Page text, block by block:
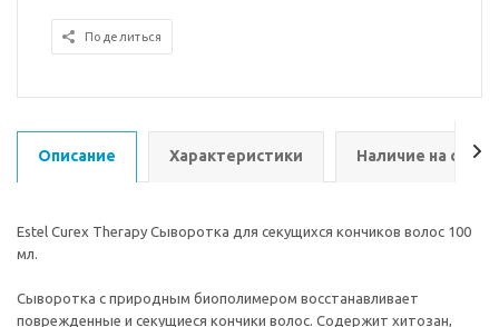
Поделиться
Описание Характеристики Наличие на
Estel Curex Therapy Сыворотка для секущихся кончиков волос 100
мл.
Сыворотка с природным биополимером восстанавливает
поврежденные и секущиеся кончики волос. Содержит хитозан,